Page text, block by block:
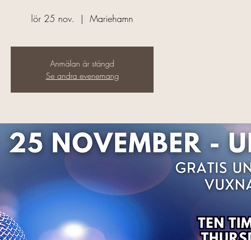
lör 25 nov.
  |
Mariehamn
Anmälan är stängd
Se andra evenemang